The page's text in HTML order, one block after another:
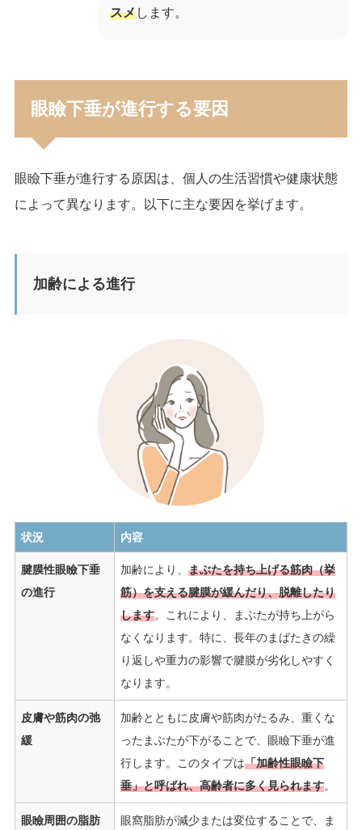
スメします。
眼瞼下垂が進行する要因
眼瞼下垂が進行する原因は、個人の生活習慣や健康状態
によって異なります。以下に主な要因を挙げます。
加齢による進行
状況 内容
腱膜性眼瞼下垂
の進行
加齢により、 まぶたを持ち上げる筋肉（挙
筋）を支える腱膜が緩んだり、脱離したり
します。これにより、まぶたが持ち上がら
なくなります。特に、長年のまばたきの繰
り返しや重力の影響で腱膜が劣化しやすく
なります。
皮膚や筋肉の弛
緩
加齢とともに皮膚や筋肉がたるみ、重くな
ったまぶたが下がることで、眼瞼下垂が進
行します。このタイプは「加齢性眼瞼下
垂」と呼ばれ、高齢者に多く見られます。
眼瞼周囲の脂肪
眼窩脂肪が減少または変位することで、ま